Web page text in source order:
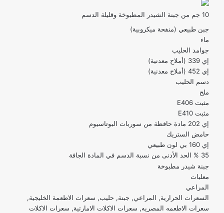
10 جم من جبنة الشيدر المطبوخة وقليلة الدسم
جبن طبيعي (منفحة ميكروبية)
ماء
جوامد الحليب
إي 339 (أملاح معدنية)
إي 452 (أملاح معدنية)
دسم الحليب
ملح
مثبت E406
مثبت E410
إي 202 مادة حافظة من سوربات البوتاسيوم
حامض الستريك
إي 160 بي لون طبيعي
35 % الحد الأدنى من نسبة الدسم في المادة الجافة
جبنة شيدر مطبوخة
معلبات
المراعي
السعرات الحرارية, المراعي, جبنة, حليب, سعرات الاطعمة الخليجية,
سعرات الاطعمه المصريه, سعرات الاكلات الامارتية, سعرات الاكلات